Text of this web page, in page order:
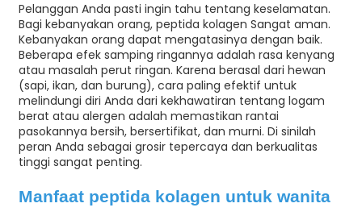
Pelanggan Anda pasti ingin tahu tentang keselamatan.
Bagi kebanyakan orang, peptida kolagen Sangat aman.
Kebanyakan orang dapat mengatasinya dengan baik.
Beberapa efek samping ringannya adalah rasa kenyang
atau masalah perut ringan. Karena berasal dari hewan
(sapi, ikan, dan burung), cara paling efektif untuk
melindungi diri Anda dari kekhawatiran tentang logam
berat atau alergen adalah memastikan rantai
pasokannya bersih, bersertifikat, dan murni. Di sinilah
peran Anda sebagai grosir tepercaya dan berkualitas
tinggi sangat penting.
Manfaat peptida kolagen untuk wanita